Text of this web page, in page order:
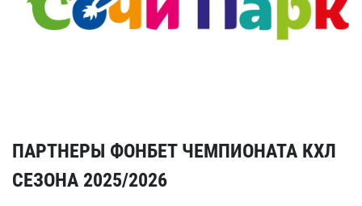
ПАРТНЕРЫ ФОНБЕТ ЧЕМПИОНАТА КХЛ
СЕЗОНА 2025/2026